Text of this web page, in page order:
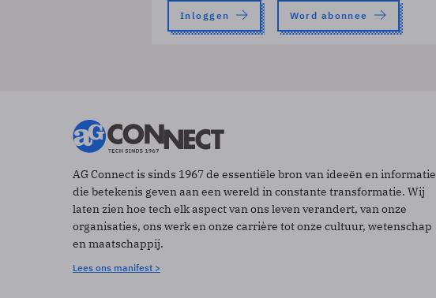
Inloggen Word abonnee
AG Connect is sinds 1967 de essentiële bron van ideeën en informatie
die betekenis geven aan een wereld in constante transformatie. Wij
laten zien hoe tech elk aspect van ons leven verandert, van onze
organisaties, ons werk en onze carrière tot onze cultuur, wetenschap
en maatschappij.
Lees ons manifest >